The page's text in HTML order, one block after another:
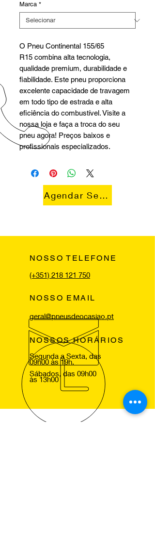
Marca *
O Pneu Continental 155/65
R15 combina alta tecnologia,
qualidade premium, durabilidade e
fiabilidade. Este pneu proporciona
excelente capacidade de travagem
em todo tipo de estrada e alta
eficiência do combustível. Visite a
nossa loja e faça a troca do seu
pneu agora! Preços baixos e
profissionais especializados.
Agendar Serviço
NOSSO TELEFONE
(+351) 218 121 750
NOSSO EMAIL
geral@pneusdeocasiao.pt
NOSSOS HORÁRIOS
Segunda a Sexta, das
09h00 às 19h.
Sábados, das 09h00
às 13h00